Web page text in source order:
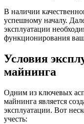
В наличии
успешному началу.
эксплуатации
функционирования
Условия
майнинга
Одним из ключевых
майнинга является
эксплуатации. Вот
учесть: